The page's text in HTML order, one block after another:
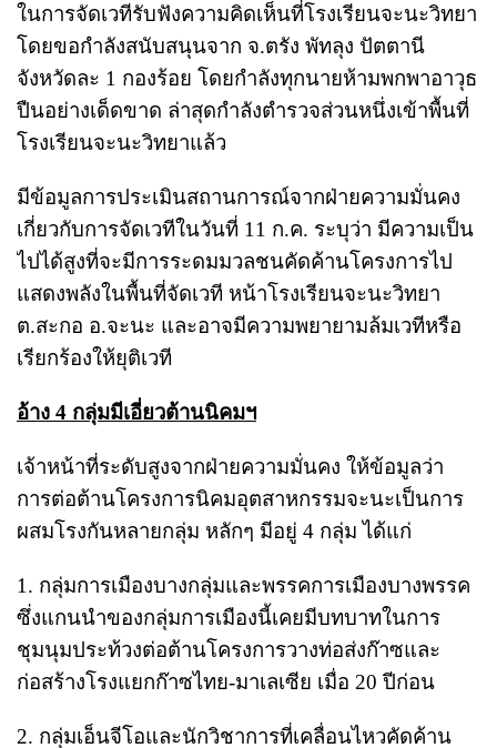
ในการจัดเวทีรับฟังความคิดเห็นที่โรงเรียนจะนะวิทยา
โดยขอกำลังสนับสนุนจาก จ.ตรัง พัทลุง ปัตตานี
จังหวัดละ 1 กองร้อย โดยกำลังทุกนายห้ามพกพาอาวุธ
ปืนอย่างเด็ดขาด ล่าสุดกำลังตำรวจส่วนหนึ่งเข้าพื้นที่
โรงเรียนจะนะวิทยาแล้ว
มีข้อมูลการประเมินสถานการณ์จากฝ่ายความมั่นคง
เกี่ยวกับการจัดเวทีในวันที่ 11 ก.ค. ระบุว่า มีความเป็น
ไปได้สูงที่จะมีการระดมมวลชนคัดค้านโครงการไป
แสดงพลังในพื้นที่จัดเวที หน้าโรงเรียนจะนะวิทยา
ต.สะกอ อ.จะนะ และอาจมีความพยายามล้มเวทีหรือ
เรียกร้องให้ยุติเวที
อ้าง 4 กลุ่มมีเอี่ยวต้านนิคมฯ
เจ้าหน้าที่ระดับสูงจากฝ่ายความมั่นคง ให้ข้อมูลว่า
การต่อต้านโครงการนิคมอุตสาหกรรมจะนะเป็นการ
ผสมโรงกันหลายกลุ่ม หลักๆ มีอยู่ 4 กลุ่ม ได้แก่
1. กลุ่มการเมืองบางกลุ่มและพรรคการเมืองบางพรรค
ซึ่งแกนนำของกลุ่มการเมืองนี้เคยมีบทบาทในการ
ชุมนุมประท้วงต่อต้านโครงการวางท่อส่งก๊าซและ
ก่อสร้างโรงแยกก๊าซไทย-มาเลเซีย เมื่อ 20 ปีก่อน
2. กลุ่มเอ็นจีโอและนักวิชาการที่เคลื่อนไหวคัดค้าน